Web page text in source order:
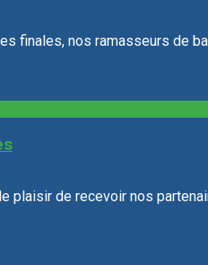
finales, nos ramasseurs de
plaisir de recevoir nos